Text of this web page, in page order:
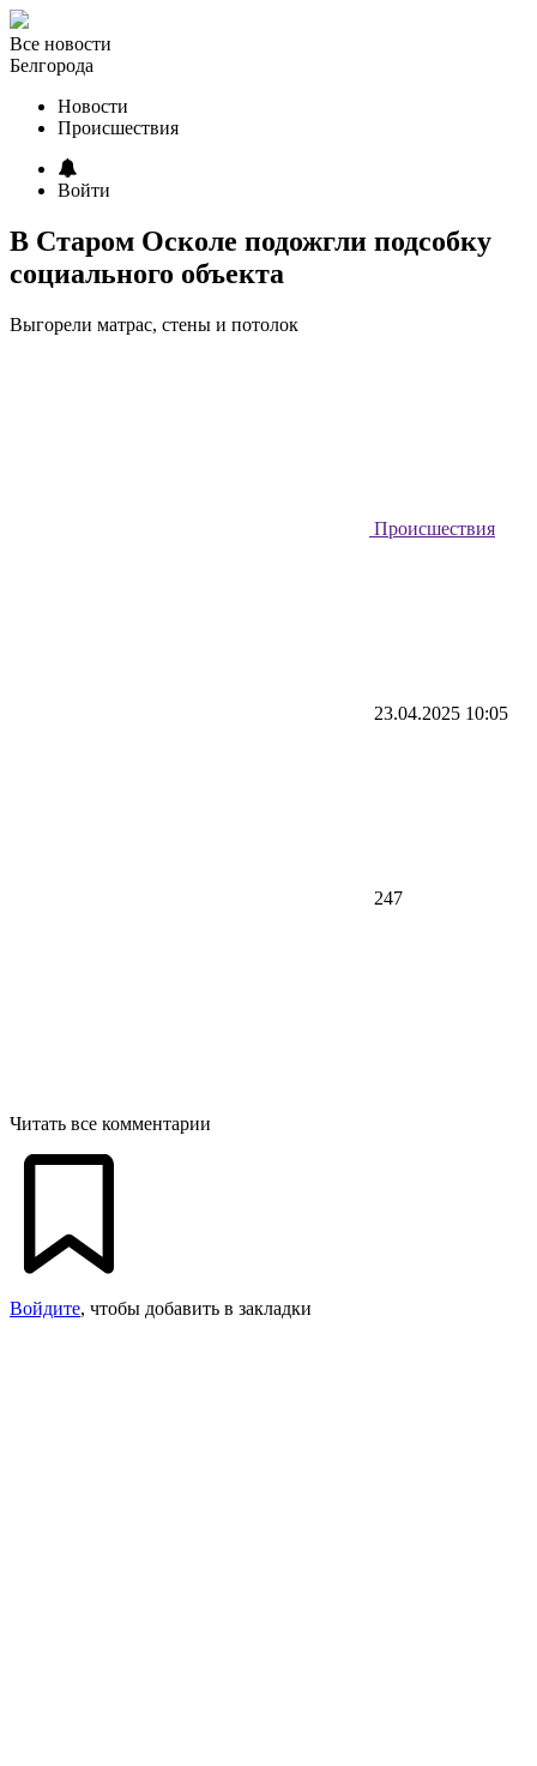
Все новости
Белгорода
Новости
Происшествия
Войти
В Старом Осколе подожгли подсобку
социального объекта
Выгорели матрас, стены и потолок
Происшествия
23.04.2025 10:05
247
Читать все комментарии
Войдите, чтобы добавить в закладки